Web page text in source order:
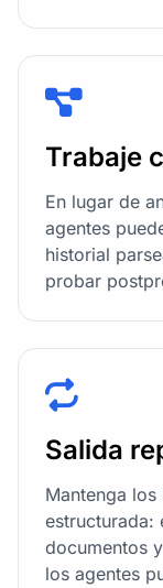
Trabaje
En lugar de
agentes
historial
probar
Salida
Mantenga
estructurada:
documentos
los agentes